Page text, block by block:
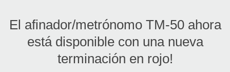
El afinador/metrónomo TM-50 ahora
está disponible con una nueva
terminación en rojo!